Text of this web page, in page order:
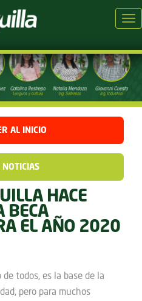
AL INICIO
NOTICIAS
HACE
BECA
EL AÑO 2020
todos, es la base de la
pero para muchos